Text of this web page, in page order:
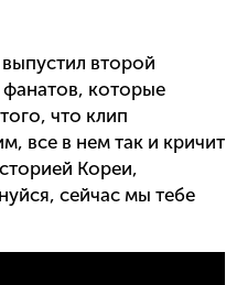
второй
которые
что клип
все в нем так и кричит
Кореи,
сейчас мы тебе